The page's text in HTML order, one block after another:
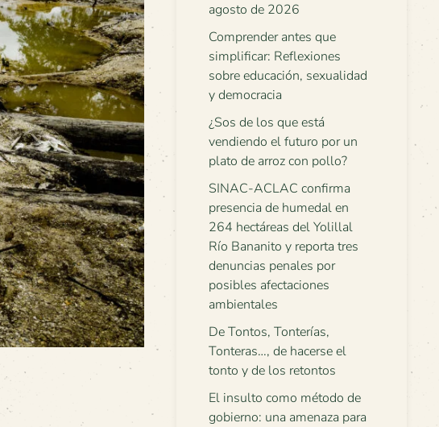
agosto de 2026
Comprender antes que
simplificar: Reflexiones
sobre educación, sexualidad
y democracia
¿Sos de los que está
vendiendo el futuro por un
plato de arroz con pollo?
SINAC-ACLAC confirma
presencia de humedal en
264 hectáreas del Yolillal
Río Bananito y reporta tres
denuncias penales por
posibles afectaciones
ambientales
De Tontos, Tonterías,
Tonteras…, de hacerse el
tonto y de los retontos
El insulto como método de
gobierno: una amenaza para